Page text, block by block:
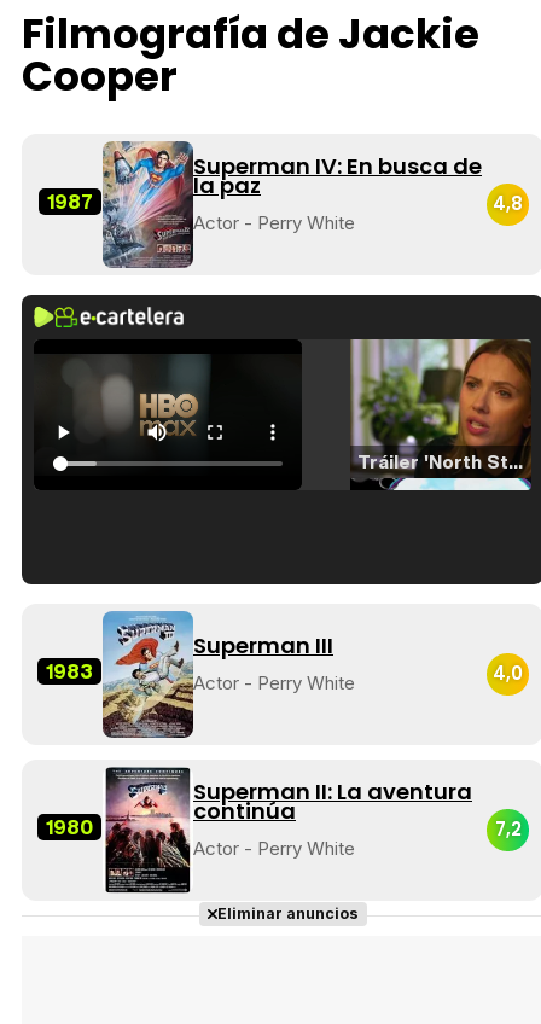
Filmografía de Jackie
Cooper
1987
Superman IV: En busca de
la paz
Actor - Perry White
4,8
Tráiler 'North Star' (2023)
1983
Superman III
Actor - Perry White 4,0
1980
Superman II: La aventura
continúa
Actor - Perry White
7,2
Eliminar anuncios